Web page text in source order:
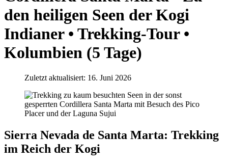
den heiligen Seen der Kogi
Indianer • Trekking-Tour •
Kolumbien (5 Tage)
Zuletzt aktualisiert: 16. Juni 2026
Sierra Nevada de Santa Marta: Trekking
im Reich der Kogi